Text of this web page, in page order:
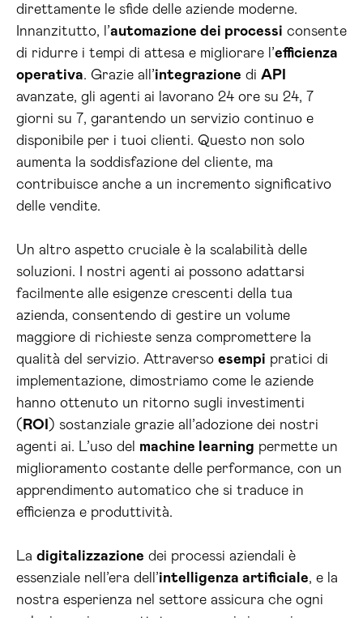
direttamente le sfide delle aziende moderne.
Innanzitutto, l’automazione dei processi consente
di ridurre i tempi di attesa e migliorare l’efficienza
operativa. Grazie all’integrazione di API
avanzate, gli agenti ai lavorano 24 ore su 24, 7
giorni su 7, garantendo un servizio continuo e
disponibile per i tuoi clienti. Questo non solo
aumenta la soddisfazione del cliente, ma
contribuisce anche a un incremento significativo
delle vendite.
Un altro aspetto cruciale è la scalabilità delle
soluzioni. I nostri agenti ai possono adattarsi
facilmente alle esigenze crescenti della tua
azienda, consentendo di gestire un volume
maggiore di richieste senza compromettere la
qualità del servizio. Attraverso esempi pratici di
implementazione, dimostriamo come le aziende
hanno ottenuto un ritorno sugli investimenti
( ROI ) sostanziale grazie all’adozione dei nostri
agenti ai. L’uso del machine learning permette un
miglioramento costante delle performance, con un
apprendimento automatico che si traduce in
efficienza e produttività.
La digitalizzazione dei processi aziendali è
essenziale nell’era dell’intelligenza artificiale, e la
nostra esperienza nel settore assicura che ogni